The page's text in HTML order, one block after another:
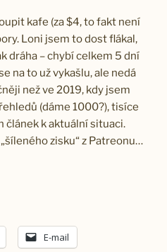
kafe (za $4, to fakt není
Loni jsem to dost flákal,
dráha – chybí celkem 5 dní
na to už vykašlu, ale nedá
než ve 2019, kdy jsem
(dáme 1000?), tisíce
článek k aktuální situaci.
zisku“ z Patreonu…
E-mail